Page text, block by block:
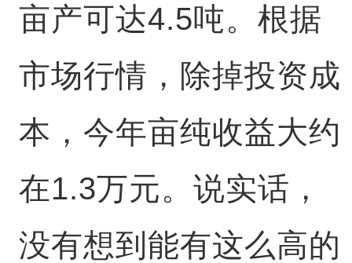
亩产可达4.5吨。根据
市场行情，除掉投资成
本，今年亩纯收益大约
在1.3万元。说实话，
没有想到能有这么高的